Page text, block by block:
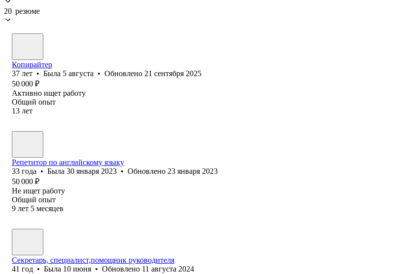
20 резюме
Копирайтер
37 лет • Была 5 августа • Обновлено 21 сентября 2025
50 000 ₽
Активно ищет работу
Общий опыт
13 лет
Репетитор по английскому языку
33 года • Была 30 января 2023 • Обновлено 23 января 2023
50 000 ₽
Не ищет работу
Общий опыт
9 лет 5 месяцев
Секретарь, специалист,помощник руководителя
41 год • Была 10 июня • Обновлено 11 августа 2024